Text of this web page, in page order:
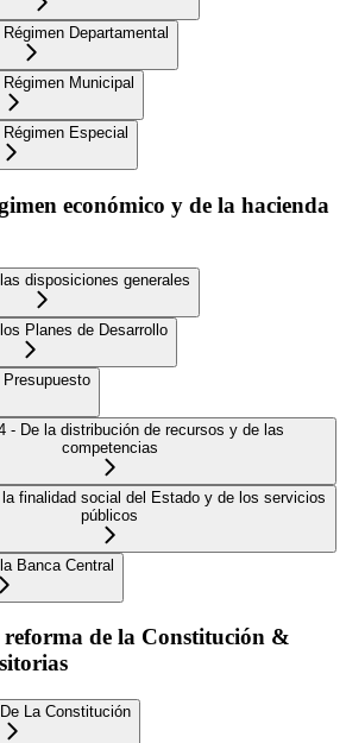
Departamental
Municipal
Especial
económico y de la hacienda
disposiciones generales
Planes de Desarrollo
- De la distribución de recursos y de las
competencias
finalidad social del Estado y de los servicios
públicos
Banca Central
de la Constitución &
La Constitución